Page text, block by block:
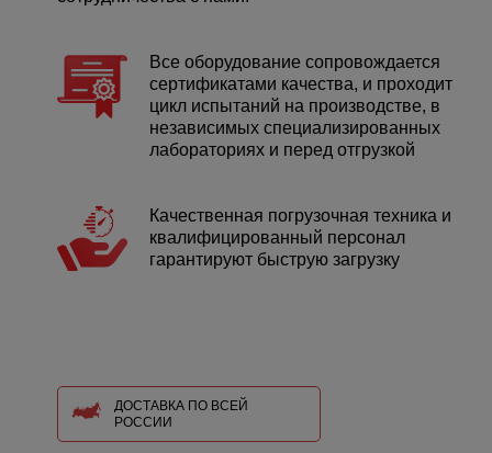
Все оборудование сопровождается
сертификатами качества, и проходит
цикл испытаний на производстве, в
независимых специализированных
лабораториях и перед отгрузкой
Качественная погрузочная техника и
квалифицированный персонал
гарантируют быструю загрузку
ДОСТАВКА ПО ВСЕЙ
РОССИИ